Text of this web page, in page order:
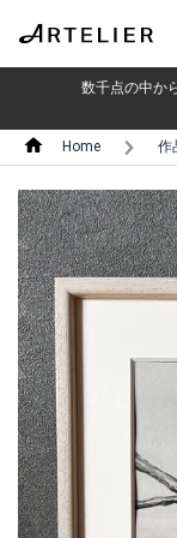
数千点の中か
Home 作